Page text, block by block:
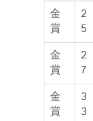
金
賞
2
5
金
賞
2
7
金
賞
3
3